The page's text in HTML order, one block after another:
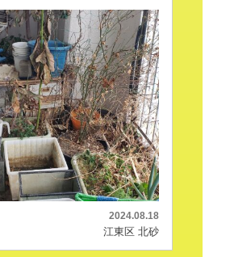
2024.08.18
江東区 北砂